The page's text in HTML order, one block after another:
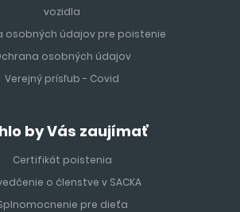
vozidla
osobných údajov pre poistenie
osobných údajov
Verejný prísľub - Covid
by Vás zaujímať
Certifikát poistenia
o členstve v SACKA
pre dieťa